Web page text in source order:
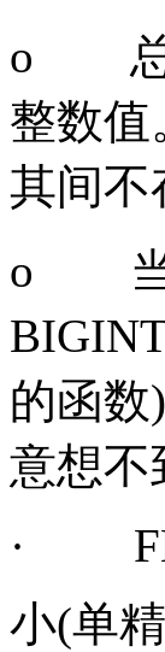
o
整数值
其间不
o
的函数)
意想不
·
小(单